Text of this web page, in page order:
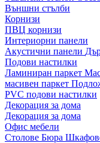
Външни стълби
Корнизи
ПВЦ корнизи
Интериорни панели
Акустични панели
Подови настилки
Ламиниран паркет
масивен паркет
PVC подови настилки
Декорация за дома
Декорация за дома
Офис мебели
Столове Бюра